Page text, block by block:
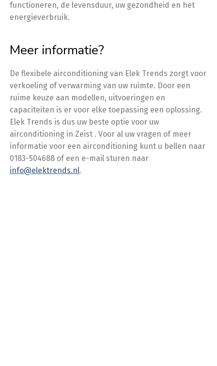
functioneren, de levensduur, uw gezondheid en het
energieverbruik.
Meer informatie?
De flexibele airconditioning van Elek Trends zorgt voor
verkoeling of verwarming van uw ruimte. Door een
ruime keuze aan modellen, uitvoeringen en
capaciteiten is er voor elke toepassing een oplossing.
Elek Trends is dus uw beste optie voor uw
airconditioning in Zeist . Voor al uw vragen of meer
informatie voor een airconditioning kunt u bellen naar
0183-504688 of een e-mail sturen naar
info@elektrends.nl.